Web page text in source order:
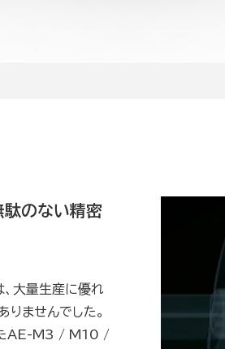
駄のない精密
大量生産に優れ
りませんでした。
たAE-M3 / M10 /